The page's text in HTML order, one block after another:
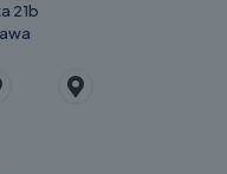
21b